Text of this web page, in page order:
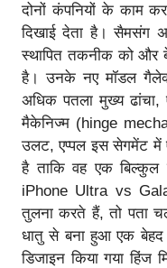
दोनों कंपनियों के काम
दिखाई देता है। सैमसंग
स्थापित तकनीक को और
है। उनके नए मॉडल
अधिक पतला मुख्य ढांचा,
मैकेनिज्म (hinge
उलट, एप्पल इस सेगमेंट में
है ताकि वह एक
iPhone Ultra vs
तुलना करते हैं, तो पता
धातु से बना हुआ एक
डिजाइन किया गया हिंज